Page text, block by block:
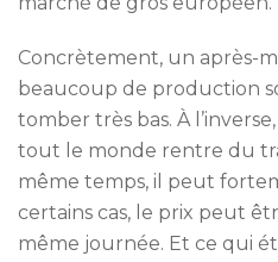
Concrètement, un après-
beaucoup de production
tomber très bas. À
tout le monde rentre du
même temps, il peut
certains cas, le prix peut
même journée. Et ce qui